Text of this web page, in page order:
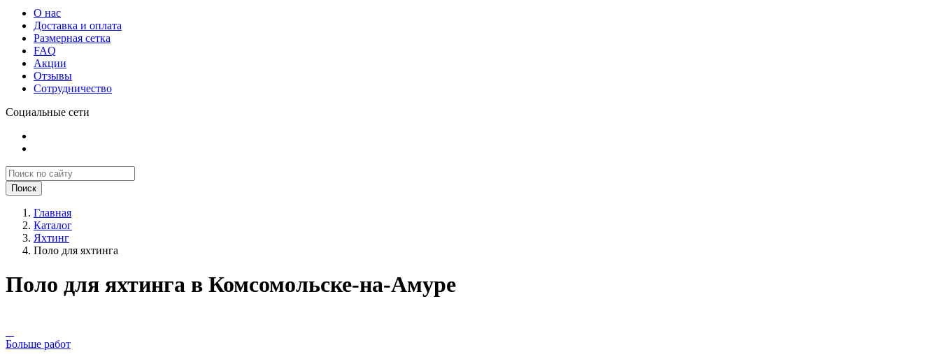
О нас
Доставка и оплата
Размерная сетка
FAQ
Акции
Отзывы
Сотрудничество
Социальные сети
Поиск
Главная
Каталог
Яхтинг
Поло для яхтинга
Поло для яхтинга в Комсомольске-на-Амуре
Больше работ